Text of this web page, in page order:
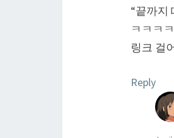
“끝까지
ㅋㅋㅋ
링크 걸
Reply